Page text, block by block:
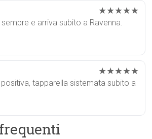
★★★★★
e arriva subito a Ravenna.
★★★★★
tapparella sistemata subito a